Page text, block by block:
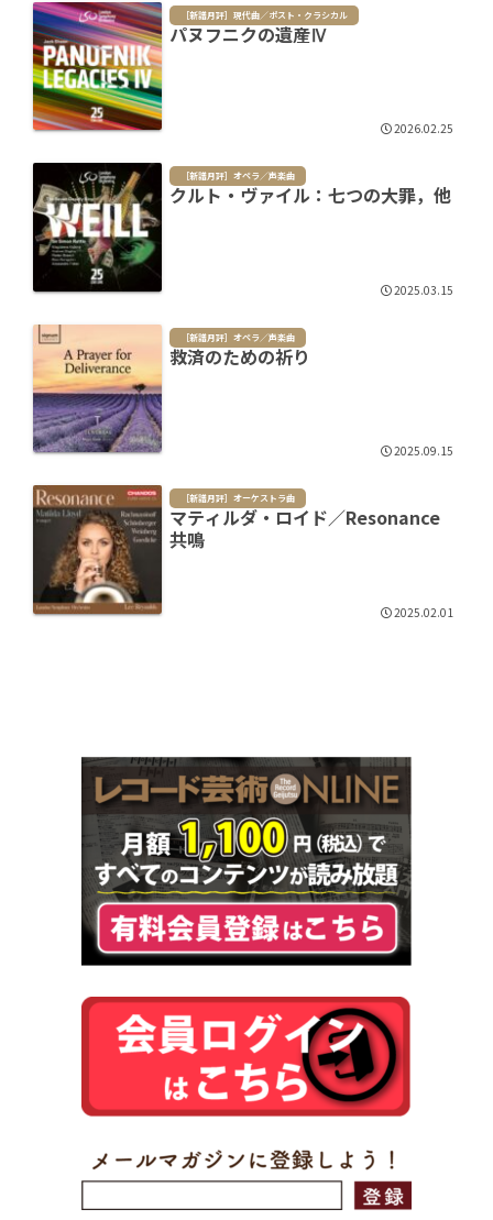
［新譜月評］現代曲／ポスト・クラシカル
パヌフニクの遺産Ⅳ
2026.02.25
［新譜月評］オペラ／声楽曲
クルト・ヴァイル：七つの大罪，他
2025.03.15
［新譜月評］オペラ／声楽曲
救済のための祈り
2025.09.15
［新譜月評］オーケストラ曲
マティルダ・ロイド／Resonance
共鳴
2025.02.01